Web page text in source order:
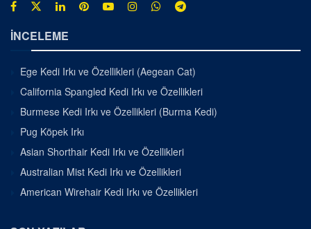
İNCELEME
Ege Kedi Irkı ve Özellikleri (Aegean Cat)
California Spangled Kedi Irkı ve Özellikleri
Burmese Kedi Irkı ve Özellikleri (Burma Kedi)
Pug Köpek Irkı
Asian Shorthair Kedi Irkı ve Özellikleri
Australian Mist Kedi Irkı ve Özellikleri
American Wirehair Kedi Irkı ve Özellikleri